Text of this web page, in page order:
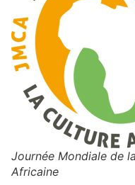
Journée Mondiale de
Africaine